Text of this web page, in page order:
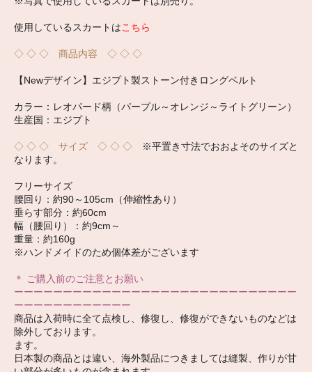
使用しているスカートはこちら
◇ ◇ ◇ 商品内容 ◇ ◇ ◇
【Newデザイン】エジプト製ストーン付きロングベルト
カラー：レオパード柄（パープル～オレンジ～ライトグリーン）
生産国：エジプト
◇ ◇ ◇ サイズ ◇ ◇ ◇ ※平置き寸法でおおよそのサイズと
なります。
フリーサイズ
腰回り：約90～105cm（伸縮性あり）
垂らす部分：約60cm
幅（腰回り）：約9cm～
重量：約160g
※ハンドメイドのため個体差がございます
＊ ご購入前のご注意とお願い
ーーーーーーーーーーーーーーーーーーーーーーーーーーーーー
ーーーーーーーーーーーー
商品は入荷時に全て点検し、修復し、修復ができないものなどは
除外しております。
ます。
日本製の商品とは違い、海外製品につきましては縫製、作りが甘